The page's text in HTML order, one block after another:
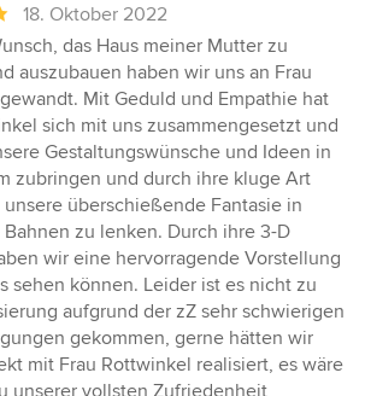
18. Oktober 2022
das Haus meiner Mutter zu
auszubauen haben wir uns an Frau
Mit Geduld und Empathie hat
sich mit uns zusammengesetzt und
Gestaltungswünsche und Ideen in
zubringen und durch ihre kluge Art
überschießende Fantasie in
zu lenken. Durch ihre 3-D
wir eine hervorragende Vorstellung
sehen können. Leider ist es nicht zu
aufgrund der zZ sehr schwierigen
gekommen, gerne hätten wir
mit Frau Rottwinkel realisiert, es wäre